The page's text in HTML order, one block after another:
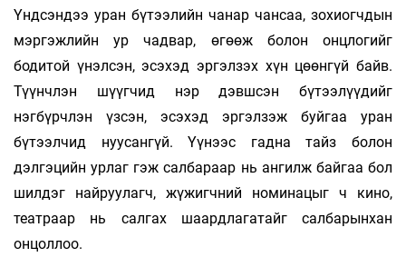
Үндсэндээ уран бүтээлийн чанар чансаа, зохиогчдын
мэргэжлийн ур чадвар, өгөөж болон онцлогийг
бодитой үнэлсэн, эсэхэд эргэлзэх хүн цөөнгүй байв.
Түүнчлэн шүүгчид нэр дэвшсэн бүтээлүүдийг
нэгбүрчлэн үзсэн, эсэхэд эргэлзэж буйгаа уран
бүтээлчид нуусангүй. Үүнээс гадна тайз болон
дэлгэцийн урлаг гэж салбараар нь ангилж байгаа бол
шилдэг найруулагч, жүжигчний номинацыг ч кино,
театраар нь салгах шаардлагатайг салбарынхан
онцоллоо.